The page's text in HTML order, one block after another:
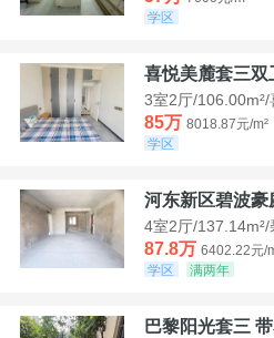
学区
喜悦美麓套三双
3室2厅/106.00m²/
85万 8018.87元/m²
学区
河东新区碧波豪
4室2厅/137.14m²/
87.8万 6402.22元/
学区
满两年
巴黎阳光套三